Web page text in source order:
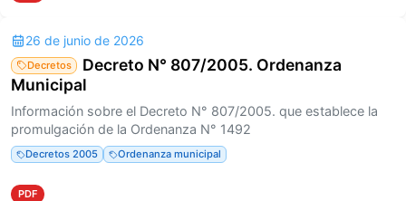
26 de junio de 2026
Decretos
Decreto N° 807/2005. Ordenanza
Municipal
Información sobre el Decreto N° 807/2005. que establece la
promulgación de la Ordenanza N° 1492
Decretos 2005 Ordenanza municipal
PDF